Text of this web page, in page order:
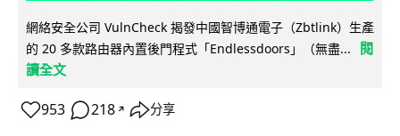
網絡安全公司 VulnCheck 揭發中國智博通電子（Zbtlink）生產
的 20 多款路由器內置後門程式「Endlessdoors」（無盡...
閱
讀全文
953 218 ↗ 分享